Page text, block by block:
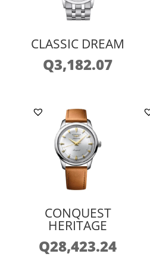
CLASSIC DREAM
Q3,182.07
CONQUEST
HERITAGE
Q28,423.24